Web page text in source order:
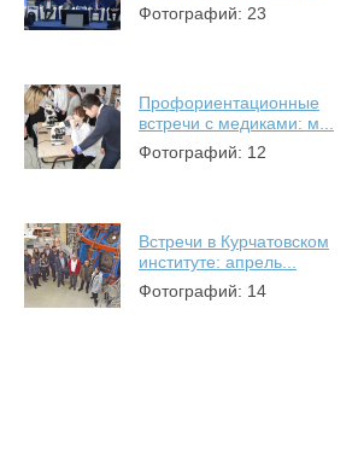
Фотографий: 23
Профориентационные
встречи с медиками: м...
Фотографий: 12
Встречи в Курчатовском
институте: апрель...
Фотографий: 14